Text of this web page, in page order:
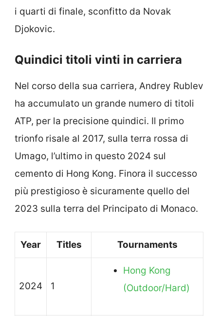
i quarti di finale, sconfitto da Novak
Djokovic.
Quindici titoli vinti in carriera
Nel corso della sua carriera, Andrey Rublev
ha accumulato un grande numero di titoli
ATP, per la precisione quindici. Il primo
trionfo risale al 2017, sulla terra rossa di
Umago, l’ultimo in questo 2024 sul
cemento di Hong Kong. Finora il successo
più prestigioso è sicuramente quello del
2023 sulla terra del Principato di Monaco.
Year Titles Tournaments
2024 1
Hong Kong
(Outdoor/Hard)